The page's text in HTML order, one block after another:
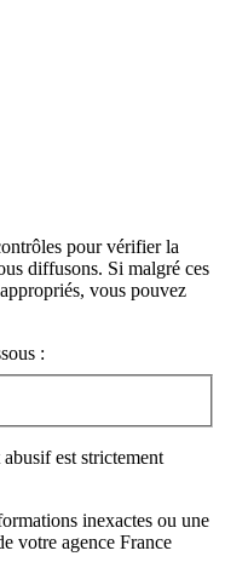
pour vérifier la
diffusons. Si malgré ces
vous pouvez
:
est strictement
inexactes ou une
votre agence France